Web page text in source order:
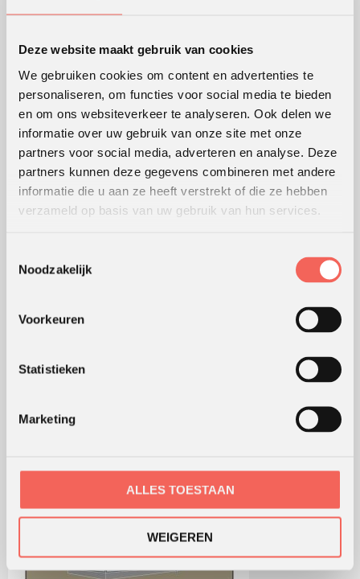
Deze website maakt gebruik van cookies
We gebruiken cookies om content en advertenties te
personaliseren, om functies voor social media te bieden
en om ons websiteverkeer te analyseren. Ook delen we
informatie over uw gebruik van onze site met onze
partners voor social media, adverteren en analyse. Deze
partners kunnen deze gegevens combineren met andere
informatie die u aan ze heeft verstrekt of die ze hebben
verzameld op basis van uw gebruik van hun services.
Noodzakelijk
Voorkeuren
Statistieken
Marketing
ALLES TOESTAAN
WEIGEREN
Persoonlijke ontwikkeling
Alle werkvormen
KLANTWAARDERING
Lees de beoordelingen van verschillende klanten.
Hoe wij werken
Webshop
ONS KANTOOR